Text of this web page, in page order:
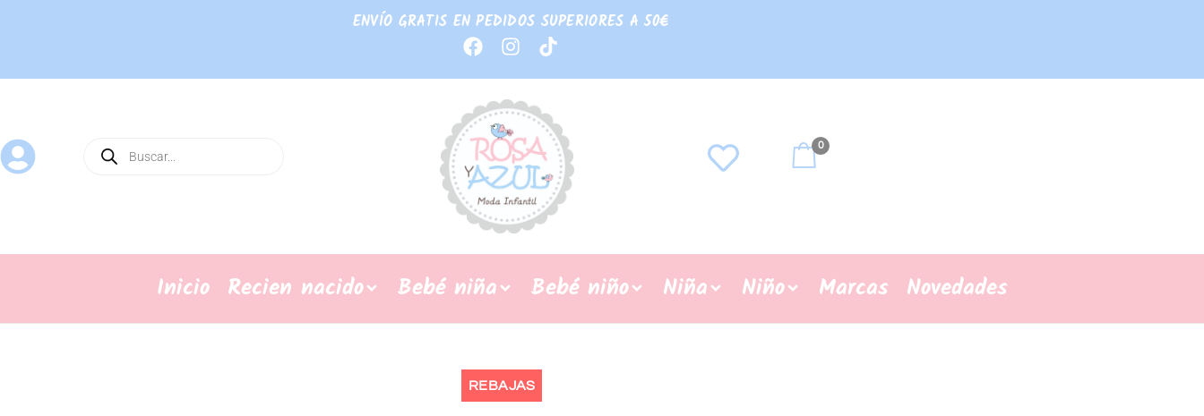
ENVÍO GRATIS EN PEDIDOS SUPERIORES A 50€
0
Inicio Recien nacido Bebé niña Bebé niño Niña Niño Marcas Novedades
REBAJAS